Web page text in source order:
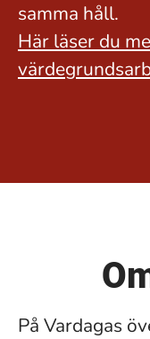
samma håll.
Här läser du
På Vardagas